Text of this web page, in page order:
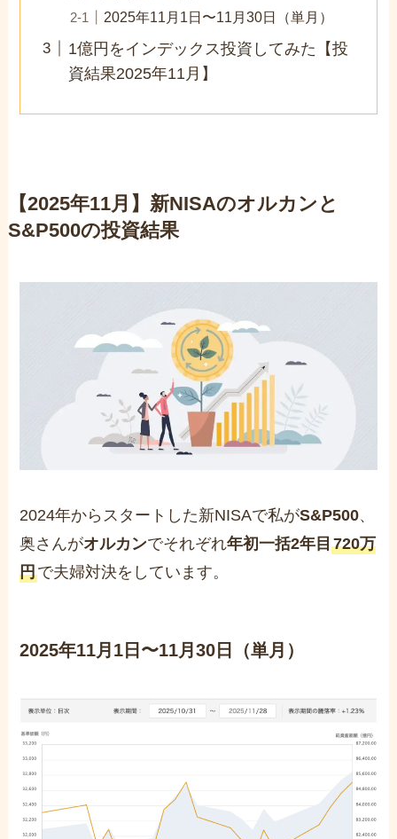
2025年11月1日〜11月30日（単月）
1億円をインデックス投資してみた【投
資結果2025年11月】
【2025年11月】新NISAのオルカンと
S&P500の投資結果
2024年からスタートした新NISAで私がS&P500、
奥さんがオルカンでそれぞれ年初一括2年目720万
円で夫婦対決をしています。
2025年11月1日〜11月30日（単月）